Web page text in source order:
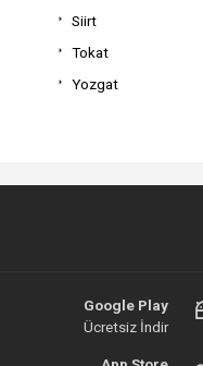
Siirt
Tokat
Yozgat
Google Play
Ücretsiz İndir